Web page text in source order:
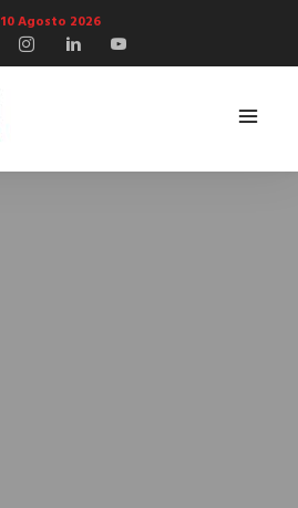
10 Agosto 2026